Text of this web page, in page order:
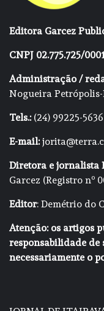
Editora Garcez
CNPJ 02.775.725/
Administração /
Nogueira Petrópolis-
Tels.:(24) 99225-
E-mail:
Diretora e jornalista
Garcez (Registro nº
Editor: Demétrio do
Atenção: os artigos
responsabilidade de
necessariamente o